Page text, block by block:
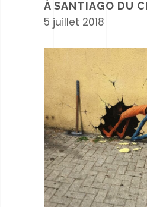
À SANTIAGO DU
5 juillet 2018